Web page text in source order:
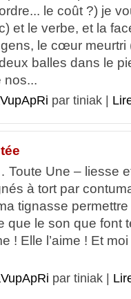
le coût ?) je
et le verbe, et la
le cœur meurtri
balles dans le
nos...
par tiniak |
Une – liesse
à tort par
tignasse permettre
que le son que font
! Elle l’aime ! Et
par tiniak |